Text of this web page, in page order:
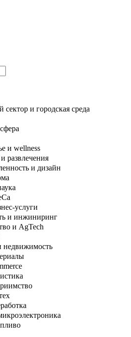
сектор и городская среда
и wellness
развлечения
и дизайн
услуги
и инжиниринг
и AgTech
недвижимость